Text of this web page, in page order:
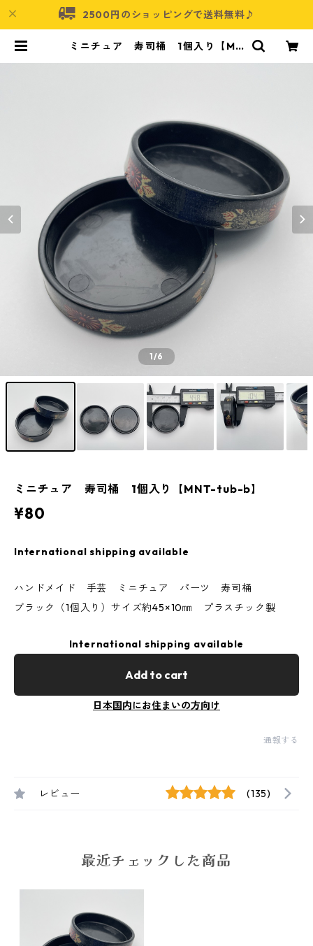
2500円のショッピングで送料無料♪
ミニチュア 寿司桶 1個入り【MN
1/6
ミニチュア 寿司桶 1個入り【MNT-tub-b】
¥80
International shipping available
ハンドメイド 手芸 ミニチュア パーツ 寿司桶
ブラック（1個入り）サイズ約45×10㎜ プラスチック製
International shipping available
Add to cart
日本国内にお住まいの方向け
通報する
レビュー (135)
最近チェックした商品